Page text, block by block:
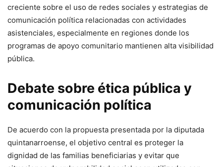
creciente sobre el uso de redes sociales y estrategias de
comunicación política relacionadas con actividades
asistenciales, especialmente en regiones donde los
programas de apoyo comunitario mantienen alta visibilidad
pública.
Debate sobre ética pública y
comunicación política
De acuerdo con la propuesta presentada por la diputada
quintanarroense, el objetivo central es proteger la
dignidad de las familias beneficiarias y evitar que